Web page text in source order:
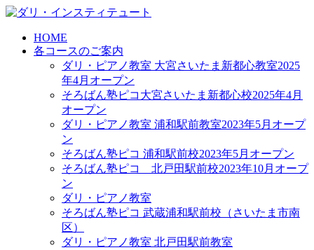
HOME
各コースのご案内
ダリ・ピアノ教室 大宮さいたま新都心教室2025
年4月オープン
そろばん塾ピコ大宮さいたま新都心校2025年4月
オープン
ダリ・ピアノ教室 浦和駅前教室2023年5月オープ
ン
そろばん塾ピコ 浦和駅前校2023年5月オープン
そろばん塾ピコ 北戸田駅前校2023年10月オープ
ン
ダリ・ピアノ教室
そろばん塾ピコ 武蔵浦和駅前校（さいたま市南
区）
ダリ・ピアノ教室 北戸田駅前教室